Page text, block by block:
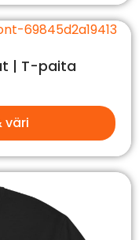
| T-paita
väri